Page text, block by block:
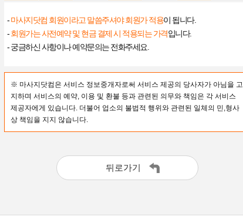
-마사지닷컴 회원이라고 말씀주셔야 회원가 적용이 됩니다.
-회원가는 사전예약 및 현금 결제 시 적용되는 가격입니다.
- 궁금하신 사항이나 예약문의는 전화주세요.
※ 마사지닷컴은 서비스 정보중개자로써 서비스 제공의 당사자가 아님을 고
지하며 서비스의 예약, 이용 및 환불 등과 관련된 의무와 책임은 각 서비스
제공자에게 있습니다. 더불어 업소의 불법적 행위와 관련된 일체의 민,형사
상 책임을 지지 않습니다.
뒤로가기